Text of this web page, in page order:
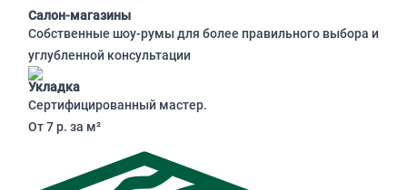
Салон-магазины
Собственные шоу-румы для более правильного выбора и
углубленной консультации
Укладка
Сертифицированный мастер.
От 7 р. за м²